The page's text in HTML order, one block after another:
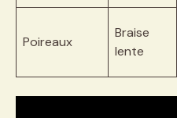
Poireaux
Braise
lente